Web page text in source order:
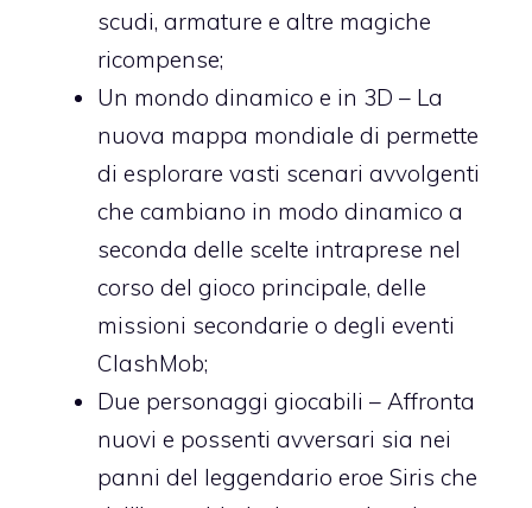
scudi, armature e altre magiche
ricompense;
Un mondo dinamico e in 3D – La
nuova mappa mondiale di permette
di esplorare vasti scenari avvolgenti
che cambiano in modo dinamico a
seconda delle scelte intraprese nel
corso del gioco principale, delle
missioni secondarie o degli eventi
ClashMob;
Due personaggi giocabili – Affronta
nuovi e possenti avversari sia nei
panni del leggendario eroe Siris che